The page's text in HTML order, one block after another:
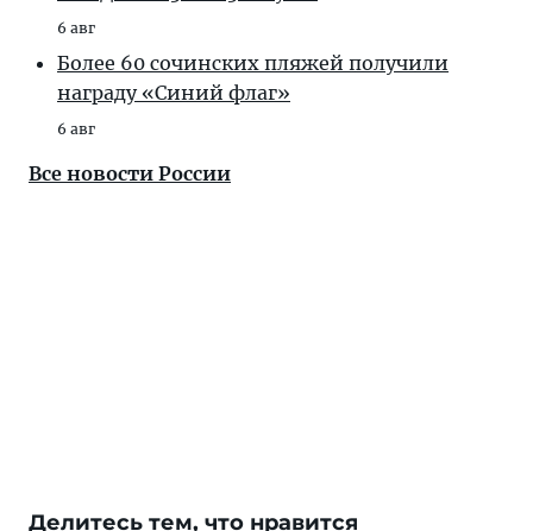
6 авг
Более 60 сочинских пляжей получили
награду «Синий флаг»
6 авг
Все новости России
Делитесь тем, что нравится